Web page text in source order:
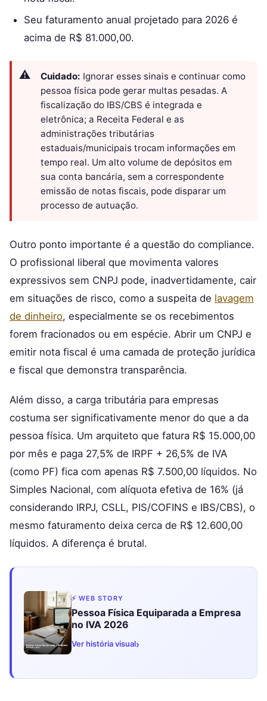
Seu faturamento anual projetado para 2026 é
acima de R$ 81.000,00.
Cuidado: Ignorar esses sinais e continuar como
pessoa física pode gerar multas pesadas. A
fiscalização do IBS/CBS é integrada e
eletrônica; a Receita Federal e as
administrações tributárias
estaduais/municipais trocam informações em
tempo real. Um alto volume de depósitos em
sua conta bancária, sem a correspondente
emissão de notas fiscais, pode disparar um
processo de autuação.
Outro ponto importante é a questão do compliance.
O profissional liberal que movimenta valores
expressivos sem CNPJ pode, inadvertidamente, cair
em situações de risco, como a suspeita de lavagem
de dinheiro, especialmente se os recebimentos
forem fracionados ou em espécie. Abrir um CNPJ e
emitir nota fiscal é uma camada de proteção jurídica
e fiscal que demonstra transparência.
Além disso, a carga tributária para empresas
costuma ser significativamente menor do que a da
pessoa física. Um arquiteto que fatura R$ 15.000,00
por mês e paga 27,5% de IRPF + 26,5% de IVA
(como PF) fica com apenas R$ 7.500,00 líquidos. No
Simples Nacional, com alíquota efetiva de 16% (já
considerando IRPJ, CSLL, PIS/COFINS e IBS/CBS), o
mesmo faturamento deixa cerca de R$ 12.600,00
líquidos. A diferença é brutal.
⚡ WEB STORY
Pessoa Física Equiparada a Empresa
no IVA 2026
Ver história visual›